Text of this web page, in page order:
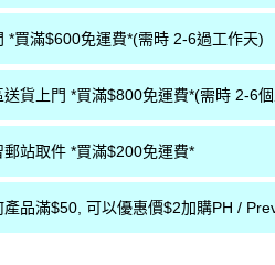
*買滿$600免運費*(需時 2-6過工作天)
送貨上門 *買滿$800免運費*(需時 2-6
郵站取件 *買滿$200免運費*
產品滿$50, 可以優惠價$2加購PH /